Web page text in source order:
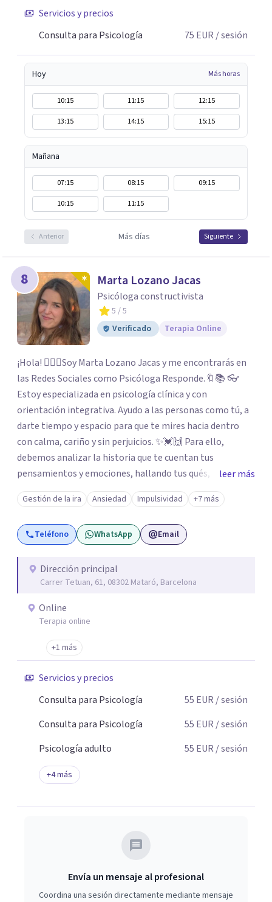
Servicios y precios
Consulta para Psicología
75 EUR / sesión
Hoy Más horas
10:15 11:15
12:15
13:15
14:15 15:15
Mañana
07:15 08:15
09:15
10:15
11:15
Anterior Más días Siguiente
8 Marta Lozano Jacas
Psicóloga constructivista
5 / 5
Verificado
Terapia Online
¡Hola! 🙋🏼‍♀️Soy Marta Lozano Jacas y me encontrarás en
las Redes Sociales como Psicóloga Responde.🔖📚 👓
Estoy especializada en psicología clínica y con
orientación integrativa. Ayudo a las personas como tú, a
darte tiempo y espacio para que te mires hacia dentro
con calma, cariño y sin perjuicios. ✨💓🙌 Para ello,
debemos analizar la historia que te cuentan tus
pensamientos y emociones, hallando tus qués, tus
cómos, tus porqués, tus cuándos y tus dóndes a lo largo
de tu vida. Así, podrás desenredar el lío que es vivir, podrás
aceptar quien eres: un ser humano que siente, que piensa
y que hace; un ser que se contradice, que tiene dudas y que
leer más
Gestión de la ira Ansiedad Impulsividad +7 más
Teléfono WhatsApp Email
Dirección principal
Carrer Tetuan, 61, 08302 Mataró, Barcelona
Online
Terapia online
+1 más
Servicios y precios
Consulta para Psicología
55 EUR / sesión
Consulta para Psicología
55 EUR / sesión
Psicología adulto
55 EUR / sesión
+4más
Envía un mensaje al profesional
Coordina una sesión directamente mediante mensaje